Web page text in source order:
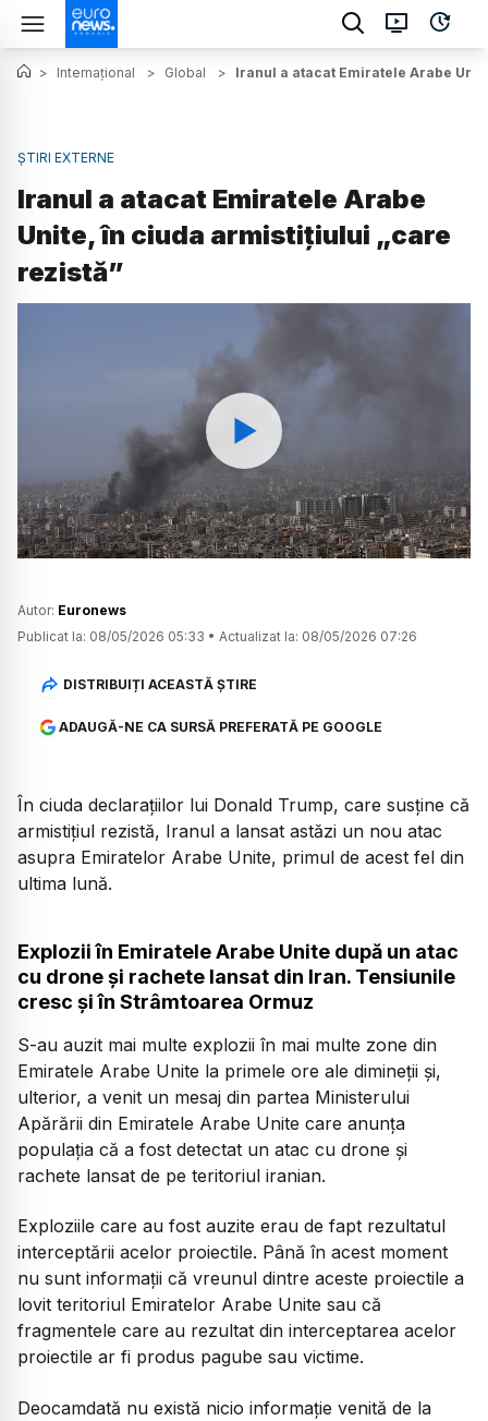
> Internațional > Global > Iranul a atacat Emiratele Arabe
ȘTIRI EXTERNE
Iranul a atacat Emiratele Arabe
Unite, în ciuda armistițiului „care
rezistă”
Watch
Autor: Euronews
Publicat la: 08/05/2026 05:33 • Actualizat la: 08/05/2026 07:26
DISTRIBUIȚI ACEASTĂ ȘTIRE
ADAUGĂ-NE CA SURSĂ PREFERATĂ PE GOOGLE
În ciuda declarațiilor lui Donald Trump, care susține că
armistițiul rezistă, Iranul a lansat astăzi un nou atac
asupra Emiratelor Arabe Unite, primul de acest fel din
ultima lună.
Explozii în Emiratele Arabe Unite după un atac
cu drone și rachete lansat din Iran. Tensiunile
cresc și în Strâmtoarea Ormuz
S-au auzit mai multe explozii în mai multe zone din
Emiratele Arabe Unite la primele ore ale dimineții și,
ulterior, a venit un mesaj din partea Ministerului
Apărării din Emiratele Arabe Unite care anunța
populația că a fost detectat un atac cu drone și
rachete lansat de pe teritoriul iranian.
Exploziile care au fost auzite erau de fapt rezultatul
interceptării acelor proiectile. Până în acest moment
nu sunt informații că vreunul dintre aceste proiectile a
lovit teritoriul Emiratelor Arabe Unite sau că
fragmentele care au rezultat din interceptarea acelor
proiectile ar fi produs pagube sau victime.
Deocamdată nu există nicio informație venită de la